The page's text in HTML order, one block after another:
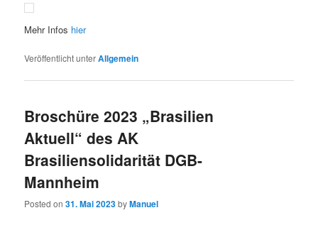
Mehr Infos hier
Veröffentlicht unterAllgemein
Broschüre 2023 „Brasilien
Aktuell“ des AK
Brasiliensolidarität DGB-
Mannheim
Posted on31. Mai 2023byManuel